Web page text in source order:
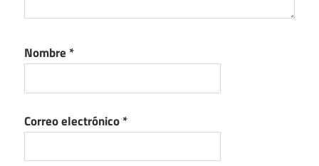
Nombre *
Correo electrónico*